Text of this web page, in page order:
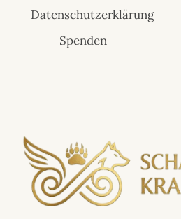
Datenschutzerklärung
Spenden